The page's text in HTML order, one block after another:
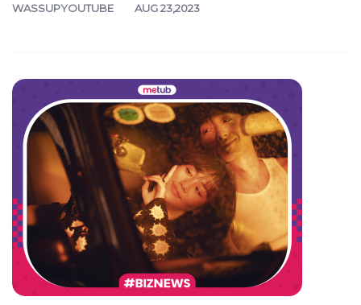
WASSUPYOUTUBE AUG 23,2023